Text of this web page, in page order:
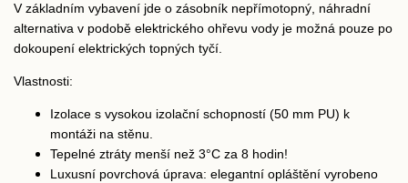
V základním vybavení jde o zásobník nepřímotopný, náhradní
alternativa v podobě elektrického ohřevu vody je možná pouze po
dokoupení elektrických topných tyčí.
Vlastnosti:
Izolace s vysokou izolační schopností (50 mm PU) k
montáži na stěnu.
Tepelné ztráty menší než 3°C za 8 hodin!
Luxusní povrchová úprava: elegantní opláštění vyrobeno